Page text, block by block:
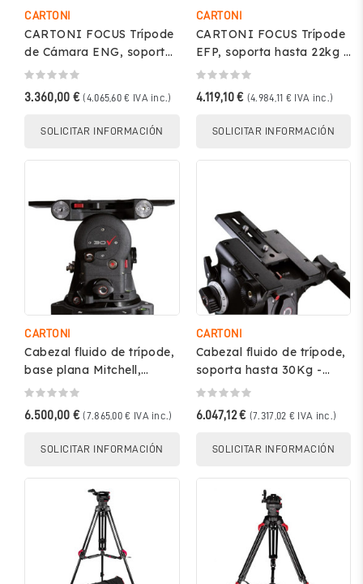
CARTONI
CARTONI FOCUS Trípode
de Cámara ENG, soporta
hasta 21kg – KF18-1G
3.360,00 € (4.065,60 € IVA inc.)
SOLICITAR INFORMACIÓN
CARTONI
CARTONI FOCUS Trípode
EFP, soporta hasta 22kg –
KF22-1AG
4.119,10 € (4.984,11 € IVA inc.)
SOLICITAR INFORMACIÓN
CARTONI
Cabezal fluido de trípode,
base plana Mitchell,
soporta hasta 40Kg -
6.500,00 € (7.865,00 € IVA inc.)
SOLICITAR INFORMACIÓN
CARTONI
Cabezal fluido de trípode,
soporta hasta 30Kg -
Cartoni Master 25
6.047,12 € (7.317,02 € IVA inc.)
SOLICITAR INFORMACIÓN